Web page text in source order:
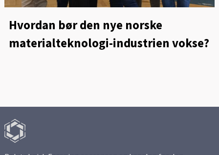
Hvordan bør den nye norske
materialteknologi-industrien vokse?